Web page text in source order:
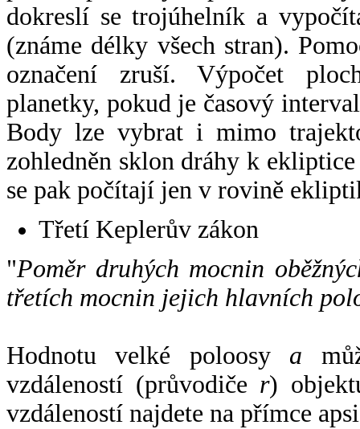
dokreslí se trojúhelník a
(známe délky všech stran).
označení zruší. Výpočet
planetky, pokud je časový
Body lze vybrat i mimo
zohledněn sklon dráhy k
se pak počítají jen v rovině
Třetí Keplerův zákon
"Poměr druhých mocnin
třetích mocnin jejich hlavních
Hodnotu velké poloosy a
vzdáleností (průvodiče r)
vzdáleností najdete na přímce